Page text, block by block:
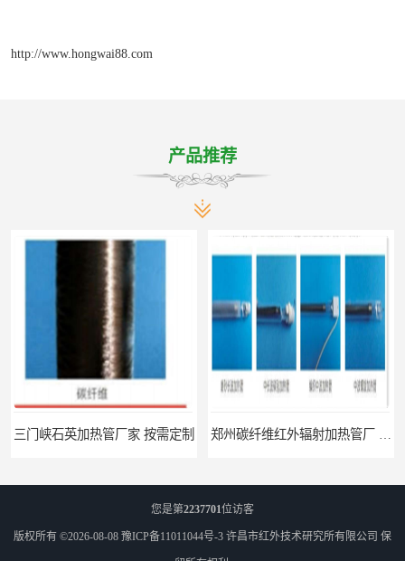
http://www.hongwai88.com
产品推荐
三门峡石英加热管厂家 按需定制
您是第2237701位访客
版权所有 ©2026-08-08 豫ICP备11011044号-3 许昌市红外技术研究所有限公司 保